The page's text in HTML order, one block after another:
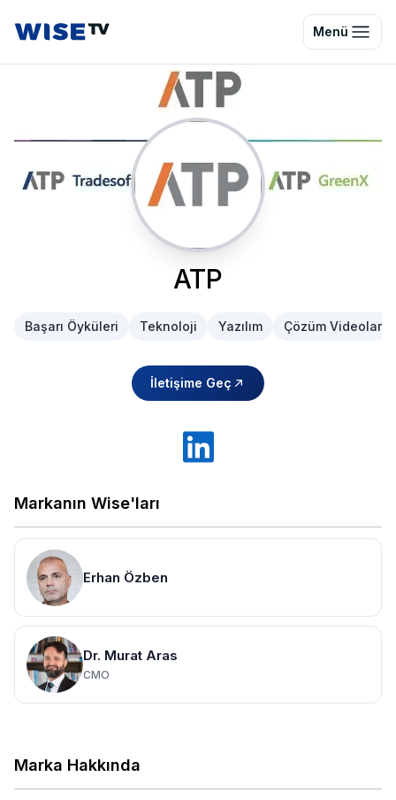
Wise TV Menü
ATP
Başarı Öyküleri Teknoloji Yazılım Çözüm Videoları
İletişime Geç
Markanın Wise'ları
Erhan Özben
Dr. Murat Aras
CMO
Marka Hakkında